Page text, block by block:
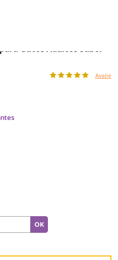
Gatos Adultos Sabor
Avalie